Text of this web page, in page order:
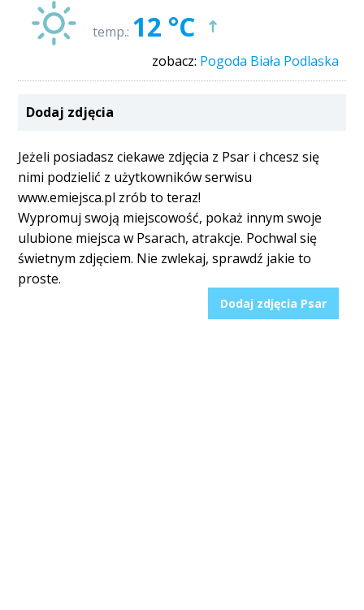
temp.: 12 °C
zobacz: Pogoda Biała Podlaska
Dodaj zdjęcia
Jeżeli posiadasz ciekawe zdjęcia z Psar i chcesz się
nimi podzielić z użytkowników serwisu
www.emiejsca.pl zrób to teraz!
Wypromuj swoją miejscowość, pokaż innym swoje
ulubione miejsca w Psarach, atrakcje. Pochwal się
świetnym zdjęciem. Nie zwlekaj, sprawdź jakie to
proste.
Dodaj zdjęcia Psar